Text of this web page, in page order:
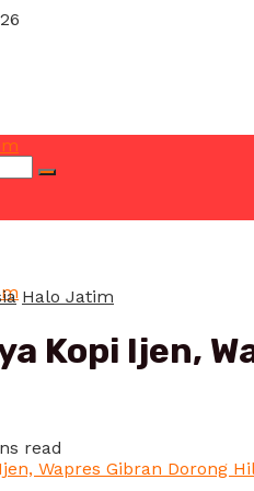
Halo Jatim
Kopi Ijen,
read